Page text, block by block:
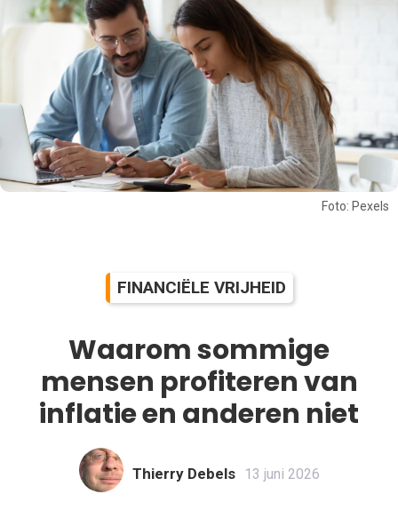
Foto: Pexels
FINANCIËLE VRIJHEID
Waarom sommige
mensen profiteren van
inflatie en anderen niet
Thierry Debels 13 juni 2026